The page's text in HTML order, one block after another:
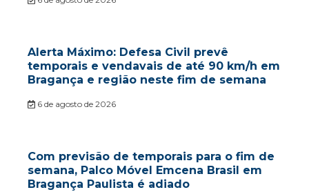
Alerta Máximo: Defesa Civil prevê
temporais e vendavais de até 90 km/h em
Bragança e região neste fim de semana
6 de agosto de 2026
Com previsão de temporais para o fim de
semana, Palco Móvel Emcena Brasil em
Bragança Paulista é adiado